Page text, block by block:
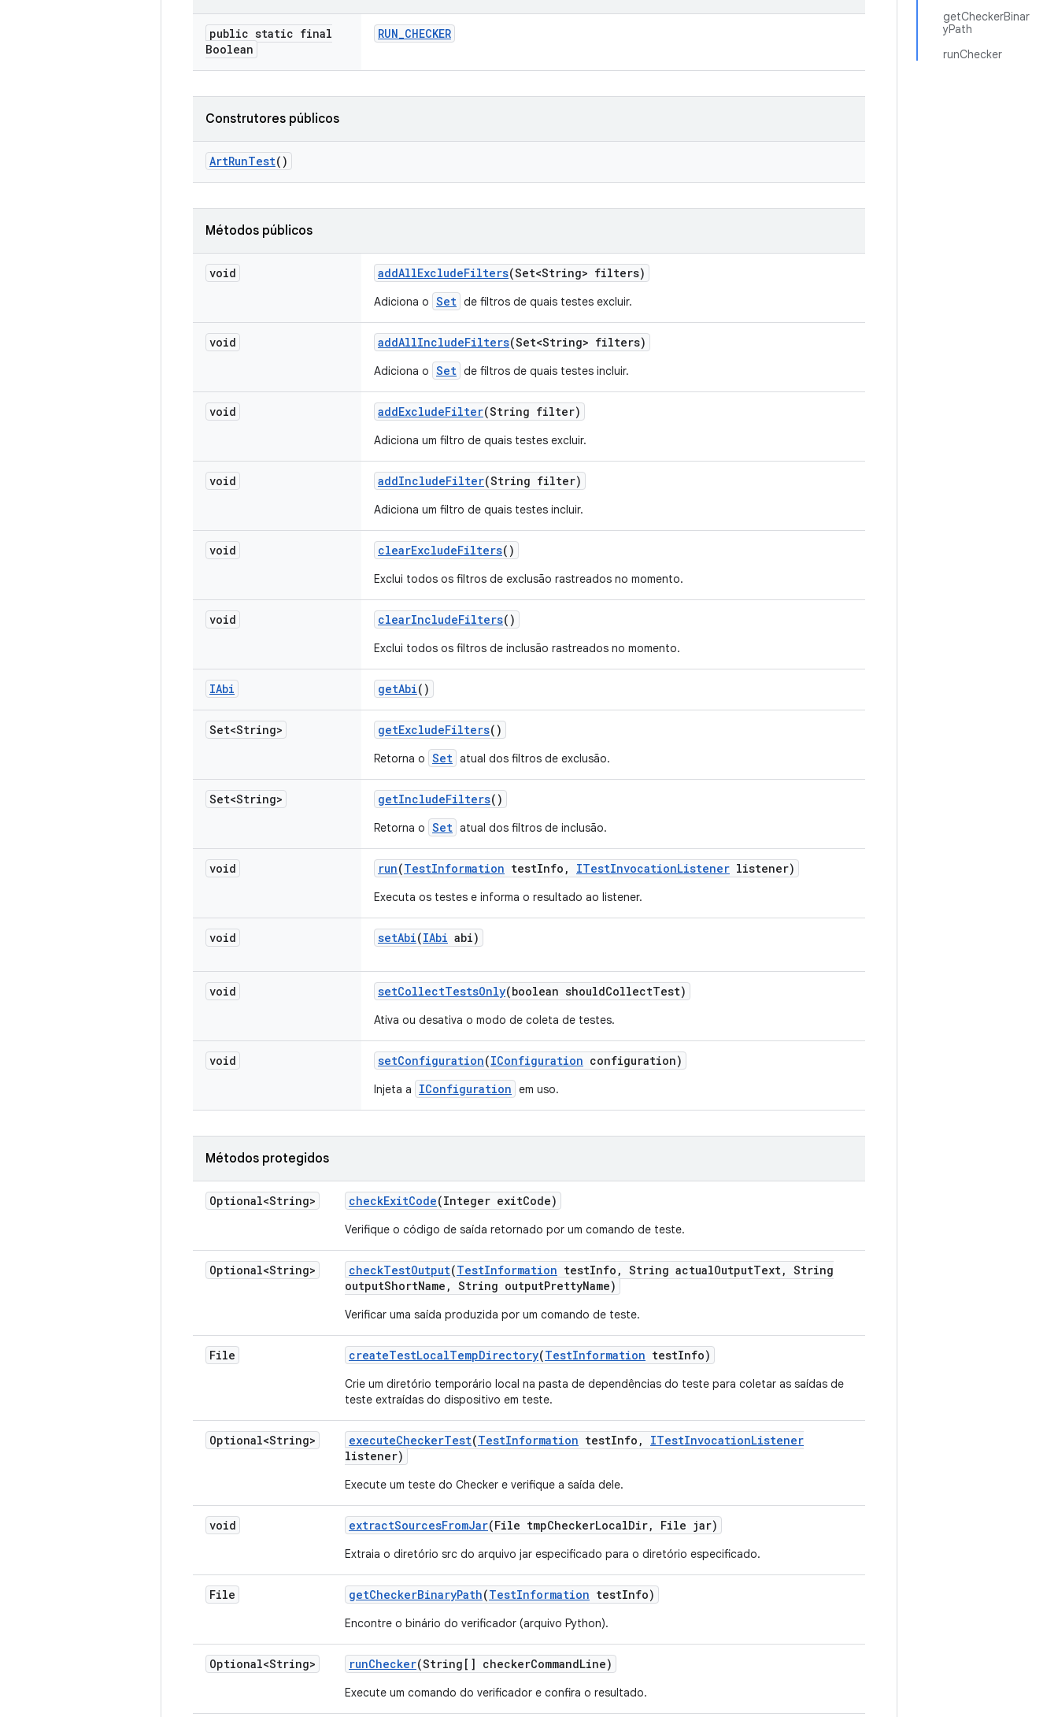
getCheckerBinar
yPath
runChecker
public static final
Boolean
RUN_CHECKER
Construtores públicos
ArtRunTest()
Métodos públicos
void addAllExcludeFilters(Set<String> filters)
Adiciona o Set de filtros de quais testes excluir.
void addAllIncludeFilters(Set<String> filters)
Adiciona o Set de filtros de quais testes incluir.
void addExcludeFilter(String filter)
Adiciona um filtro de quais testes excluir.
void addIncludeFilter(String filter)
Adiciona um filtro de quais testes incluir.
void clearExcludeFilters()
Exclui todos os filtros de exclusão rastreados no momento.
void clearIncludeFilters()
Exclui todos os filtros de inclusão rastreados no momento.
IAbi getAbi()
Set<String> getExcludeFilters()
Retorna o Set atual dos filtros de exclusão.
Set<String> getIncludeFilters()
Retorna o Set atual dos filtros de inclusão.
void run(TestInformation testInfo , ITestInvocationListener listener)
Executa os testes e informa o resultado ao listener.
void setAbi(IAbi abi)
void setCollectTestsOnly(boolean shouldCollectTest)
Ativa ou desativa o modo de coleta de testes.
void setConfiguration(IConfiguration configuration)
Injeta a IConfiguration em uso.
Métodos protegidos
Optional<String> checkExitCode(Integer exitCode)
Verifique o código de saída retornado por um comando de teste.
Optional<String> checkTestOutput(TestInformation testInfo , String actualOutputText, String
outputShortName , String outputPrettyName)
Verificar uma saída produzida por um comando de teste.
File createTestLocalTempDirectory(TestInformation testInfo)
Crie um diretório temporário local na pasta de dependências do teste para coletar as saídas de
teste extraídas do dispositivo em teste.
Optional<String> executeCheckerTest(TestInformation testInfo , ITestInvocationListener
listener)
Execute um teste do Checker e verifique a saída dele.
void extractSourcesFromJar(File tmpCheckerLocalDir, File jar)
Extraia o diretório src do arquivo jar especificado para o diretório especificado.
File getCheckerBinaryPath(TestInformation testInfo)
Encontre o binário do verificador (arquivo Python).
Optional<String> runChecker(String[] checkerCommandLine)
Execute um comando do verificador e confira o resultado.